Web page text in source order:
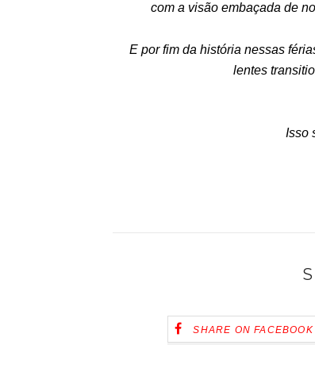
com a visão embaçada de
E por fim da história nessas
lentes
Isso
SHARE ON FACEBOOK